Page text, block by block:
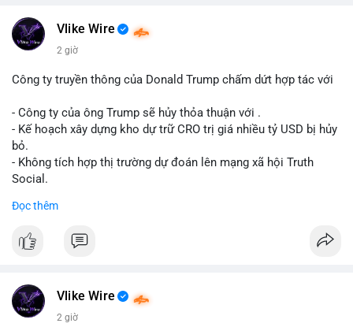
Động thái này có thể là bước chuẩn bị thanh khoản để bán ra,
hoặc tái phân bổ tài sản giữa các ví nóng nhằm tối ưu phí giao
thấy cá voi đang thăm dò thanh khoản thị trường trước khi có
Lời khuyên cho nhà đầu tư nhỏ lẻ: Theo dõi xác nhận giao dịch
và dòng tiền tiếp theo từ ví nguồn. Khối lượng này chưa đủ tạo
áp lực bán mạnh, nhưng nếu xuất hiện thêm 2-3 giao dịch
tương tự trong 24 giờ tới, khả năng cao là sóng điều chỉnh
ở vùng giá hiện tại.
#12dot1btc #786kusd
Vlike Wire
2 giờ
Công ty truyền thông của Donald Trump chấm dứt hợp tác với
- Công ty của ông Trump sẽ hủy thỏa thuận với .
- Kế hoạch xây dựng kho dự trữ CRO trị giá nhiều tỷ USD bị hủy
bỏ.
- Không tích hợp thị trường dự đoán lên mạng xã hội Truth
Social.
#binancesquare
$cro
📰 Nguồn: Cointelegraph
Đọc thêm
Vlike Wire
2 giờ